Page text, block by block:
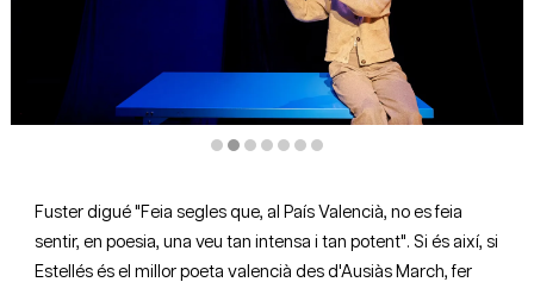
Fuster digué "Feia segles que, al País Valencià, no es feia
sentir, en poesia, una veu tan intensa i tan potent". Si és així, si
Estellés és el millor poeta valencià des d'Ausiàs March, fer